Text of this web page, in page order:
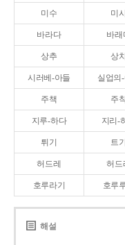
미수 미시
바라다 바래
상추 상치
시러베-아들 실업의
주책 주
지루-하다 지리-
튀기 트기
허드레 허드
호루라기 호루
해설